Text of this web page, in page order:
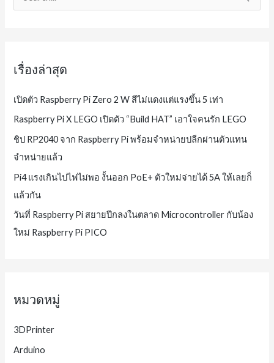
e
f
o
r
เรื่องล่าสุด
เปิดตัว Raspberry Pi Zero 2 W สีไม่แดงแต่แรงขึ้น 5 เท่า
Raspberry Pi X LEGO เปิดตัว “Build HAT” เอาใจคนรัก LEGO
ชิป RP2040 จาก Raspberry Pi พร้อมจำหน่ายปลีกผ่านตัวแทน
จำหน่ายแล้ว
Pi4 แรงเกินไปไฟไม่พอ งั้นออก PoE+ ตัวใหม่จ่ายได้ 5A ให้เลยก็
แล้วกัน
วันที่ Raspberry Pi สยายปีกลงในตลาด Microcontroller กับน้อง
ใหม่ Raspberry Pi PICO
หมวดหมู่
3DPrinter
Arduino